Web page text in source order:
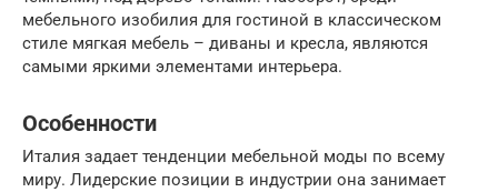
мебельного изобилия для гостиной в классическом
стиле мягкая мебель – диваны и кресла, являются
самыми яркими элементами интерьера.
Особенности
Италия задает тенденции мебельной моды по всему
миру. Лидерские позиции в индустрии она занимает